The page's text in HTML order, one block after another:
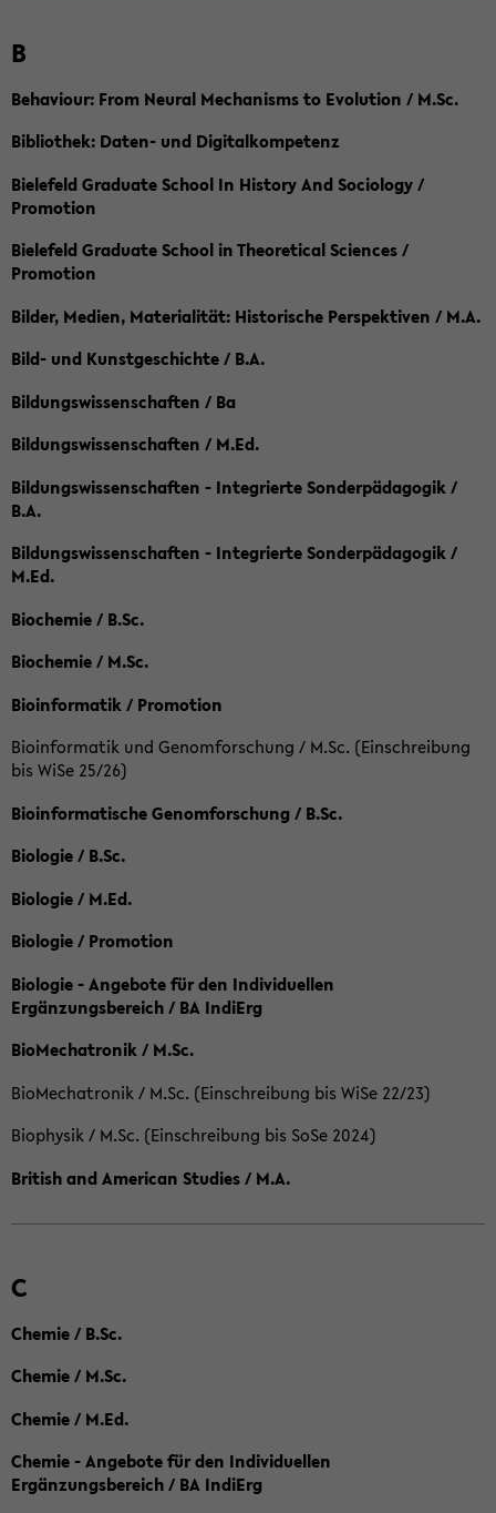
B
Behaviour: From Neural Mechanisms to Evolution / M.Sc.
Bibliothek: Daten- und Digitalkompetenz
Bielefeld Graduate School In History And Sociology /
Promotion
Bielefeld Graduate School in Theoretical Sciences /
Promotion
Bilder, Medien, Materialität: Historische Perspektiven / M.A.
Bild- und Kunstgeschichte / B.A.
Bildungswissenschaften / Ba
Bildungswissenschaften / M.Ed.
Bildungswissenschaften - Integrierte Sonderpädagogik /
B.A.
Bildungswissenschaften - Integrierte Sonderpädagogik /
M.Ed.
Biochemie / B.Sc.
Biochemie / M.Sc.
Bioinformatik / Promotion
Bioinformatik und Genomforschung / M.Sc. (Einschreibung
bis WiSe 25/26)
Bioinformatische Genomforschung / B.Sc.
Biologie / B.Sc.
Biologie / M.Ed.
Biologie / Promotion
Biologie - Angebote für den Individuellen
Ergänzungsbereich / BA IndiErg
BioMechatronik / M.Sc.
BioMechatronik / M.Sc. (Einschreibung bis WiSe 22/23)
Biophysik / M.Sc. (Einschreibung bis SoSe 2024)
British and American Studies / M.A.
C
Chemie / B.Sc.
Chemie / M.Sc.
Chemie / M.Ed.
Chemie - Angebote für den Individuellen
Ergänzungsbereich / BA IndiErg